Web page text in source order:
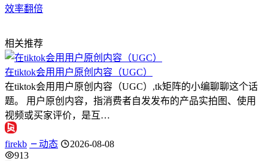
效率翻倍
相关推荐
在tiktok会用用户原创内容（UGC）
在tiktok会用用户原创内容（UGC）,tk矩阵的小编聊聊这个话
题。 用户原创内容，指消费者自发发布的产品实拍图、使用
视频或买家评价，是互…
firekb 动态
2026-08-08
913